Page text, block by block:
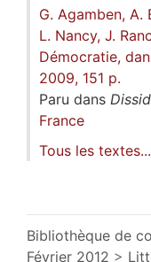
G. Agamben, A.
L. Nancy, J.
Démocratie,
2009, 151 p.
Paru dans
France
Tous les textes...
Bibliothèque de
Février 2012